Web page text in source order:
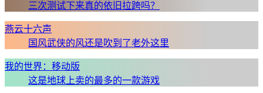
三次测试下来真的依旧拉跨吗？
燕云十六声
国风武侠的风还是吹到了老外这里
我的世界：移动版
这是地球上卖的最多的一款游戏